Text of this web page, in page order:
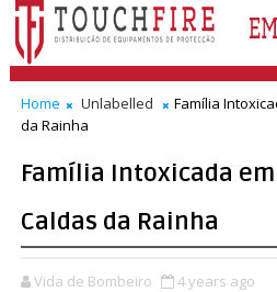
Home Unlabelled
Família
da Rainha
Família Intoxicada
Caldas da Rainha
Vida de Bombeiro 4 years ago